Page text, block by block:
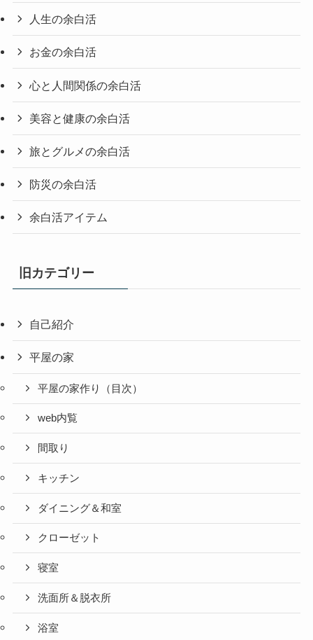
人生の余白活
お金の余白活
心と人間関係の余白活
美容と健康の余白活
旅とグルメの余白活
防災の余白活
余白活アイテム
旧カテゴリー
自己紹介
平屋の家
平屋の家作り（目次）
web内覧
間取り
キッチン
ダイニング＆和室
クローゼット
寝室
洗面所＆脱衣所
浴室